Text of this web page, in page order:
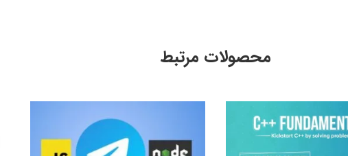
محصولات مرتبط